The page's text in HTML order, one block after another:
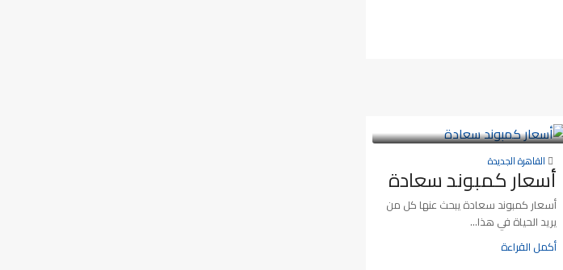
القاهرة الجديدة
أسعار كمبوند سعادة
أسعار كمبوند سعادة يبحث عنها كل من
يريد الحياة في هذا...
أكمل القراءة